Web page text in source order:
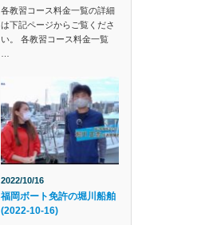
各教習コース料金一覧の詳細
は下記ページからご覧くださ
い。 各教習コース料金一覧
2022/10/16
福岡ボート免許の堀川船舶
(2022-10-16)